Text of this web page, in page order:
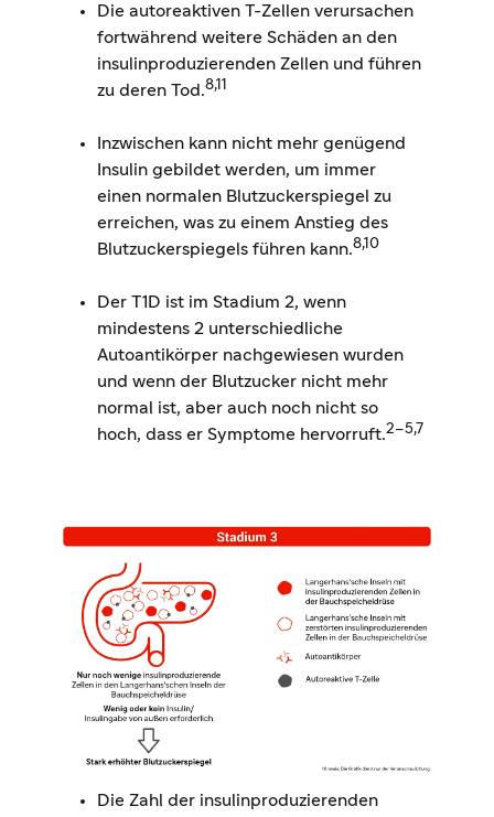
Die autoreaktiven T-Zellen verursachen
fortwährend weitere Schäden an den
insulinproduzierenden Zellen und führen
zu deren Tod.8,11
Inzwischen kann nicht mehr genügend
Insulin gebildet werden, um immer
einen normalen Blutzuckerspiegel zu
erreichen, was zu einem Anstieg des
Blutzuckerspiegels führen kann.8,10
Der T1D ist im Stadium 2, wenn
mindestens 2 unterschiedliche
Autoantikörper nachgewiesen wurden
und wenn der Blutzucker nicht mehr
normal ist, aber auch noch nicht so
hoch, dass er Symptome hervorruft.2–5,7
Die Zahl der insulinproduzierenden